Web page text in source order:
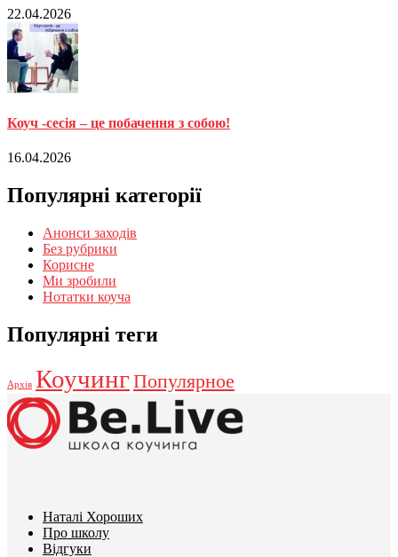
22.04.2026
Коуч -сесія – це побачення з собою!
16.04.2026
Популярні категорії
Анонси заходів
Без рубрики
Корисне
Ми зробили
Нотатки коуча
Популярні теги
Архів КоучингПопулярное
Наталі Хороших
Про школу
Відгуки